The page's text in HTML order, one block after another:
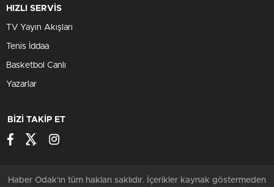
HIZLI SERVİS
TV Yayın Akışları
Tenis İddaa
Basketbol Canlı
Yazarlar
BİZİ TAKİP ET
Haber Odak'ın tüm hakları saklıdır. İçerikler kaynak göstermeden